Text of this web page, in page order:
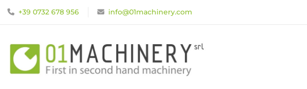
+39 0732 678 956 info@01machinery.com